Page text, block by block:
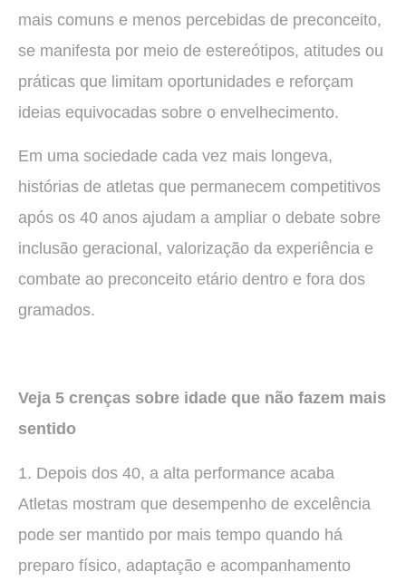
mais comuns e menos percebidas de preconceito,
se manifesta por meio de estereótipos, atitudes ou
práticas que limitam oportunidades e reforçam
ideias equivocadas sobre o envelhecimento.
Em uma sociedade cada vez mais longeva,
histórias de atletas que permanecem competitivos
após os 40 anos ajudam a ampliar o debate sobre
inclusão geracional, valorização da experiência e
combate ao preconceito etário dentro e fora dos
gramados.
Veja 5 crenças sobre idade que não fazem mais
sentido
1. Depois dos 40, a alta performance acaba
Atletas mostram que desempenho de excelência
pode ser mantido por mais tempo quando há
preparo físico, adaptação e acompanhamento